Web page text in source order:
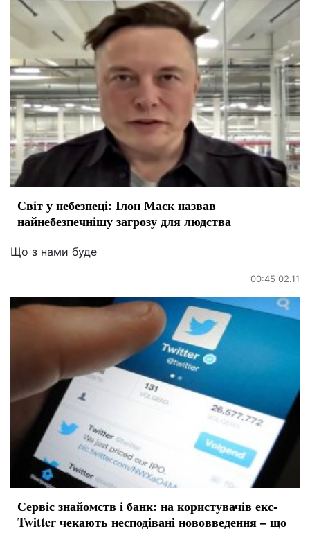
Світ у небезпеці: Ілон Маск назвав
найнебезпечнішу загрозу для людства
Що з нами буде
00:45 02.11
Сервіс знайомств і банк: на користувачів екс-
Twitter чекають несподівані нововведення – що